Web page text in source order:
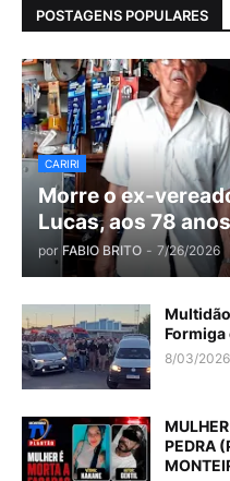
POSTAGENS POPULARES
CARIRI
Morre o ex-
Lucas, aos 78 anos
por FABIO BRITO - 7/26/2026
Formiga
8/03/2026
PEDRA